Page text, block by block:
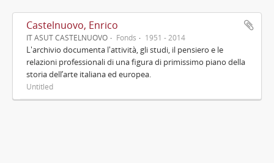
Castelnuovo, Enrico
IT ASUT CASTELNUOVO Fonds 1951 - 2014
L'archivio documenta l'attività, gli studi, il pensiero e le
relazioni professionali di una figura di primissimo piano della
storia dell’arte italiana ed europea.
Untitled